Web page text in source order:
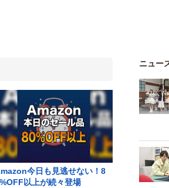
今日も見逃せない！8
以上が続々登場
ニュー